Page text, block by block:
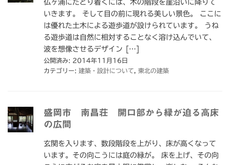
仏ヶ浦にたどり着くには、木の階段を崖沿いに降りて
いきます。 そして目の前に現れる美しい景色。 ここに
は優れた土木による遊歩道が設けられています。 うね
る遊歩道は自然に相対することなく溶け込んでいて、
波を想像させるデザイン […]
公開済み: 2014年11月16日
カテゴリー: 建築・設計について 東北の建築
盛岡市 南昌荘 開口部から緑が迫る高床
の広間
玄関を入ります、数段階段を上がり、床が高くなって
います。その向こうには庭の緑が。 床を上げ、その向